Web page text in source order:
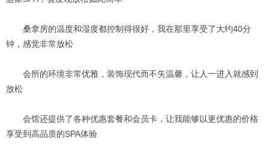
桑拿房的温度和湿度都控制得很好，我在那里享受了大约40分
钟，感觉非常放松
会所的环境非常优雅，装饰现代而不失温馨，让人一进入就感到
放松
会馆还提供了各种优惠套餐和会员卡，让我能够以更优惠的价格
享受到高品质的SPA体验